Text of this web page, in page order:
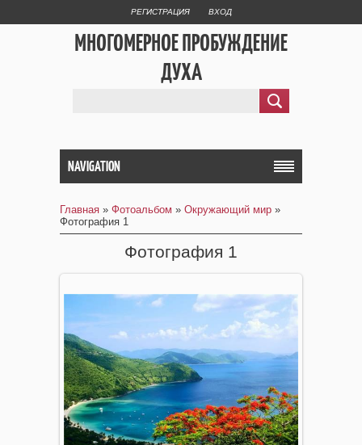
РЕГИСТРАЦИЯ ВХОД
МНОГОМЕРНОЕ ПРОБУЖДЕНИЕ
ДУХА
NAVIGATION
Главная » Фотоальбом » Окружающий мир »
Фотография 1
Фотография 1